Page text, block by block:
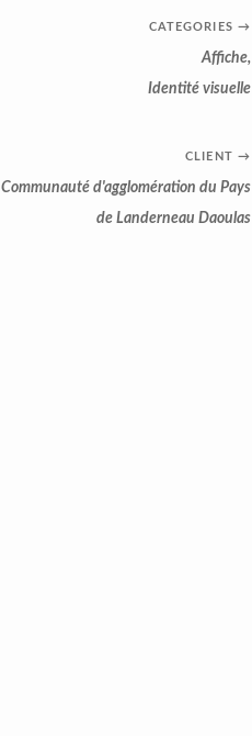
CATEGORIES →
Affiche,
Identité visuelle
CLIENT →
Communauté d'agglomération du Pays
de Landerneau Daoulas